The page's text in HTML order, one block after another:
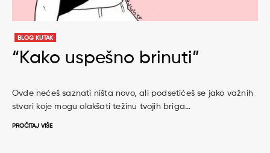
BLOG KUTAK
“Kako uspešno brinuti”
Ovde nećeš saznati ništa novo, ali podsetićeš se jako važnih
stvari koje mogu olakšati težinu tvojih briga…
PROČITAJ VIŠE